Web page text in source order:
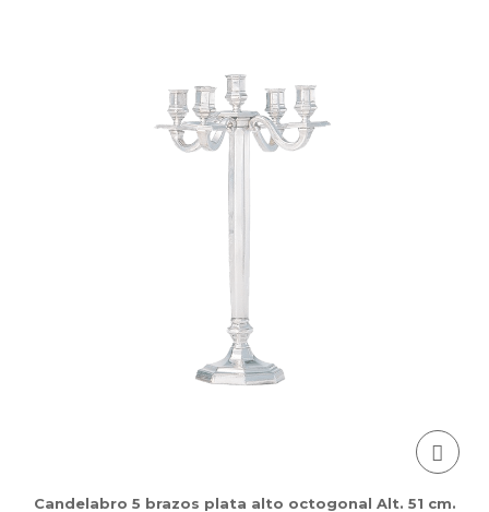
Candelabro 5 brazos plata alto octogonal Alt. 51 cm.